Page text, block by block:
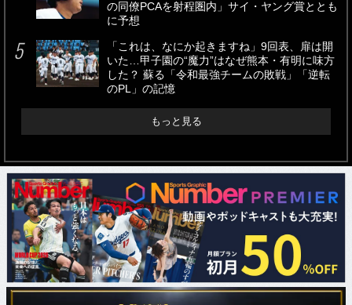
の同僚PCAを射程圏内」サイ・ヤング賞ととも
に予想
「これは、なにか起きますね」9回表、扉は開
いた…甲子園の“魔力”はなぜ熊本・有明に味方
した？ 蘇る「令和最強チームの敗戦」「逆転
のPL」の記憶
もっと見る